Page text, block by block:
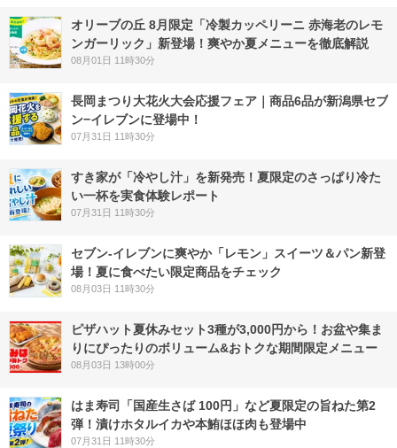
オリーブの丘 8月限定「冷製カッペリーニ 赤海老のレモ
ンガーリック」新登場！爽やか夏メニューを徹底解説
08月01日 11時30分
長岡まつり大花火大会応援フェア｜商品6品が新潟県セブ
ン−イレブンに登場中！
07月31日 11時30分
すき家が「冷やし汁」を新発売！夏限定のさっぱり冷た
い一杯を実食体験レポート
07月31日 11時30分
セブン‐イレブンに爽やか「レモン」スイーツ＆パン新登
場！夏に食べたい限定商品をチェック
08月03日 11時30分
ピザハット夏休みセット3種が3,000円から！お盆や集ま
りにぴったりのボリューム&おトクな期間限定メニュー
08月03日 13時00分
はま寿司「国産生さば 100円」など夏限定の旨ねた第2
弾！漬けホタルイカや本鮪ほほ肉も登場中
07月31日 11時30分